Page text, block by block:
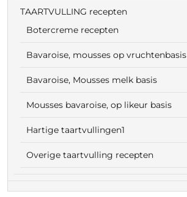
TAARTVULLING recepten
Botercreme recepten
Bavaroise, mousses op vruchtenbasis
Bavaroise, Mousses melk basis
Mousses bavaroise, op likeur basis
Hartige taartvullingen1
Overige taartvulling recepten